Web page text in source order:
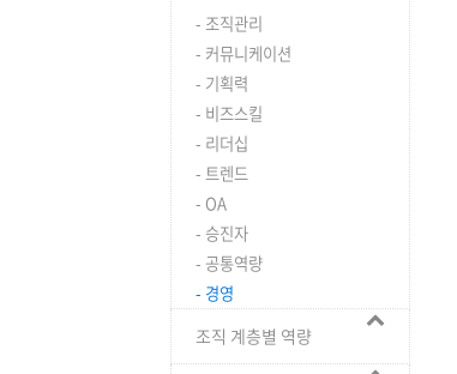
- 조직관리
- 커뮤니케이션
- 기획력
- 비즈스킬
- 리더십
- 트렌드
- OA
- 승진자
- 공통역량
- 경영
조직 계층별 역량